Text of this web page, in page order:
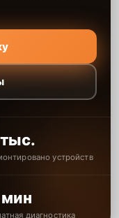
устройств
диагностика